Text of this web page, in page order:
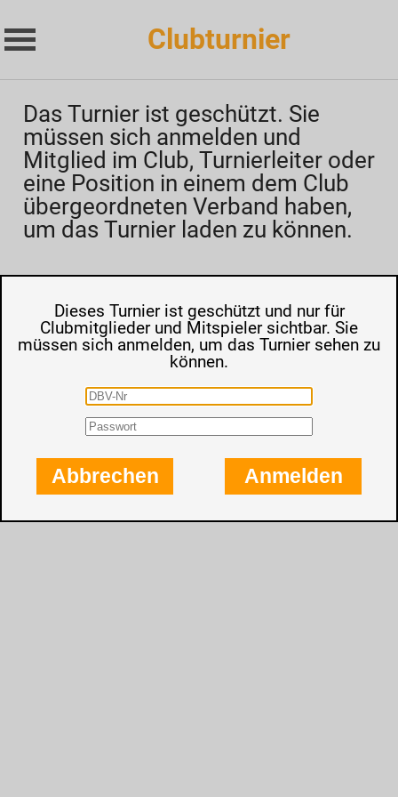
Clubturnier
Das Turnier ist geschützt. Sie
müssen sich anmelden und
Mitglied im Club, Turnierleiter oder
eine Position in einem dem Club
übergeordneten Verband haben,
um das Turnier laden zu können.
Dieses Turnier ist geschützt und nur für
Clubmitglieder und Mitspieler sichtbar. Sie
müssen sich anmelden, um das Turnier sehen zu
können.